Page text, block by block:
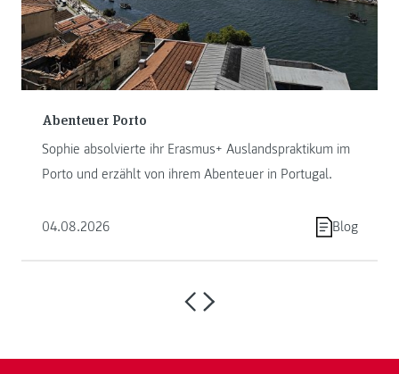
Abenteuer Porto
Sophie absolvierte ihr Erasmus+ Auslandspraktikum im
Porto und erzählt von ihrem Abenteuer in Portugal.
04.08.2026 Blog